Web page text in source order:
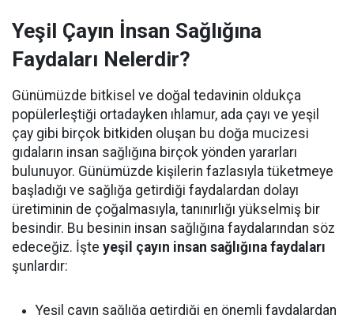
Yeşil Çayın İnsan Sağlığına
Faydaları Nelerdir?
Günümüzde bitkisel ve doğal tedavinin oldukça
popülerleştiği ortadayken ıhlamur, ada çayı ve yeşil
çay gibi birçok bitkiden oluşan bu doğa mucizesi
gıdaların insan sağlığına birçok yönden yararları
bulunuyor. Günümüzde kişilerin fazlasıyla tüketmeye
başladığı ve sağlığa getirdiği faydalardan dolayı
üretiminin de çoğalmasıyla, tanınırlığı yükselmiş bir
besindir. Bu besinin insan sağlığına faydalarından söz
edeceğiz. İşte yeşil çayın insan sağlığına faydaları
şunlardır:
Yeşil çayın sağlığa getirdiği en önemli faydalardan